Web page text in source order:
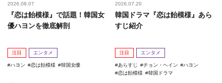
2026.08.07
『恋は飴模様』で話題！韓国女
優ハヨンを徹底解剖
注目 エンタメ
ハヨン 恋は飴模様 韓国女優
2026.07.20
韓国ドラマ『恋は飴模様』あら
すじ紹介
注目 エンタメ
あらすじ チョン・ヘイン
ハヨン
恋は飴模様
韓国ドラマ